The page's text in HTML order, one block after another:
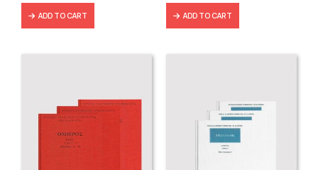
ADD TO CART ADD TO CART